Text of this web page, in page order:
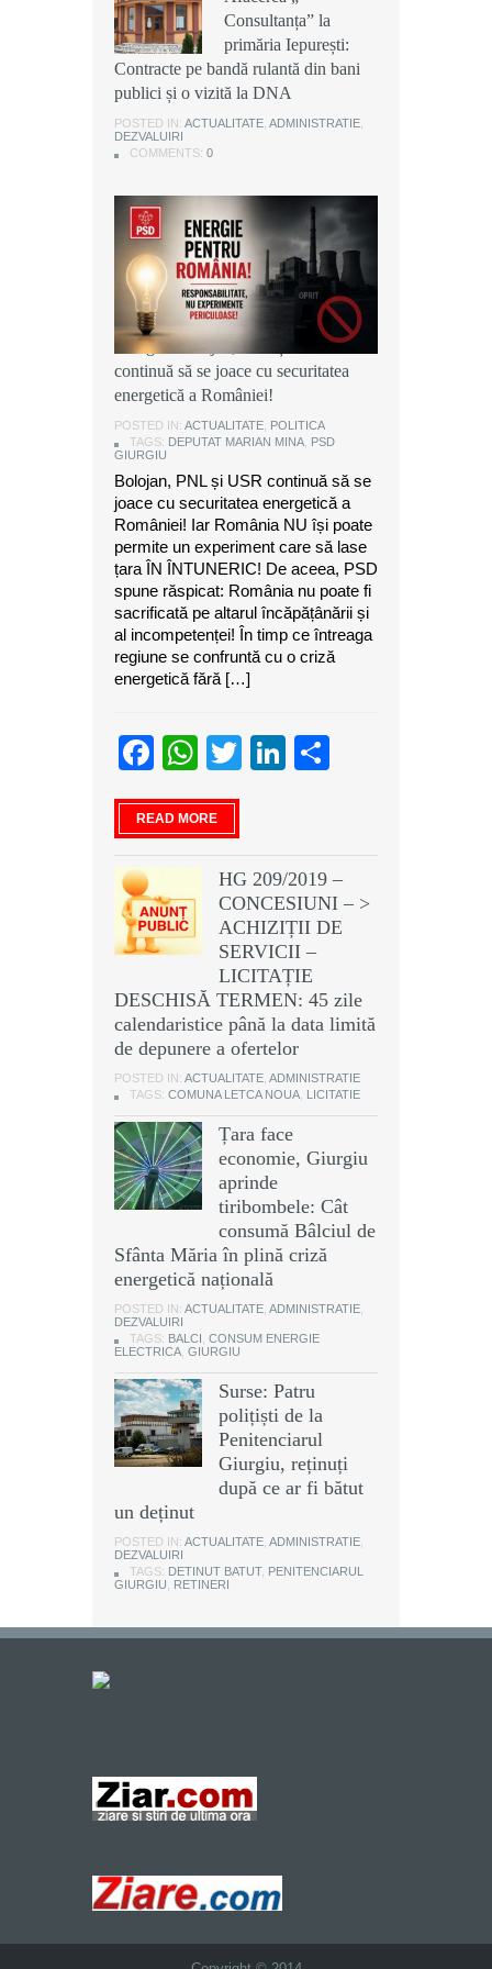
Consultanța” la
primăria Iepurești:
Contracte pe bandă rulantă din bani
publici și o vizită la DNA
POSTED IN: ACTUALITATE ADMINISTRATIE
DEZVALUIRI
COMMENTS: 0
Consultanța” la
primăria Iepurești:
Contracte pe bandă rulantă din bani
publici și o vizită la DNA
POSTED IN: ACTUALITATE ADMINISTRATIE
DEZVALUIRI
COMMENTS: 0
Consultanța” la
primăria Iepurești:
Contracte pe bandă rulantă din bani
publici și o vizită la DNA
POSTED IN: ACTUALITATE ADMINISTRATIE
DEZVALUIRI
COMMENTS: 0
Marian Mina, deputat PSD de
Giurgiu: Bolojan, PNL și USR
continuă să se joace cu securitatea
energetică a României!
POSTED IN: ACTUALITATE POLITICA
TAGS: DEPUTAT MARIAN MINA PSD
GIURGIU
Bolojan, PNL și USR continuă să se
joace cu securitatea energetică a
României! Iar România NU își poate
permite un experiment care să lase
țara ÎN ÎNTUNERIC! De aceea, PSD
spune răspicat: România nu poate fi
sacrificată pe altarul încăpățânării și
al incompetenței! În timp ce întreaga
regiune se confruntă cu o criză
energetică fără […]
Facebook
WhatsApp
TwitterLinkedIn
READ MORE
HG 209/2019 –
CONCESIUNI – >
ACHIZIȚII DE
SERVICII –
LICITAȚIE
DESCHISĂ TERMEN: 45 zile
calendaristice până la data limită
de depunere a ofertelor
POSTED IN: ACTUALITATE ADMINISTRATIE
TAGS: COMUNA LETCA NOUA LICITATIE
Țara face
economie, Giurgiu
aprinde
tiribombele: Cât
consumă Bâlciul de
Sfânta Măria în plină criză
energetică națională
POSTED IN: ACTUALITATE ADMINISTRATIE
DEZVALUIRI
TAGS: BALCI CONSUM ENERGIE
ELECTRICA GIURGIU
Surse: Patru
polițiști de la
Penitenciarul
Giurgiu, reținuți
după ce ar fi bătut
un deținut
POSTED IN: ACTUALITATE ADMINISTRATIE
DEZVALUIRI
TAGS: DETINUT BATUT, PENITENCIARUL
GIURGIU
RETINERI